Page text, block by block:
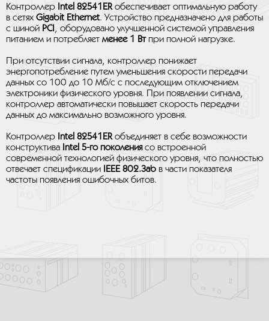
Контроллер Intel 82541ERобеспечивает оптимальную работу
в сетях Gigabit Ethernet. Устройство предназначено для работы
с шиной PCI , оборудовано улучшенной системой управления
питанием и потребляет менее 1 Втпри полной нагрузке.
При отсутствии сигнала, контроллер понижает
энергопотребление путем уменьшения скорости передачи
данных со 100 до 10 Мб/с с последующим отключением
электроники физического уровня. При появлении сигнала,
контроллер автоматически повышает скорость передачи
данных до максимально возможного уровня.
Контроллер Intel 82541ERобъединяет в себе возможности
конструктива Intel 5-го поколениясо встроенной
современной технологией физического уровня, что полностью
отвечает спецификации IEEE 802.3ab в части показателя
частоты появления ошибочных битов.